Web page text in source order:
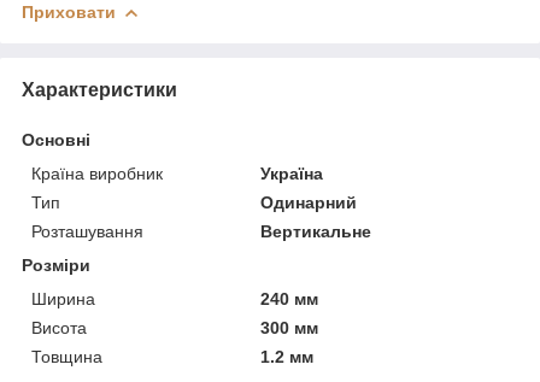
Приховати
Характеристики
Основні
Країна виробник
Україна
Тип
Одинарний
Розташування
Вертикальне
Розміри
Ширина
240 мм
Висота
300 мм
Товщина
1.2 мм